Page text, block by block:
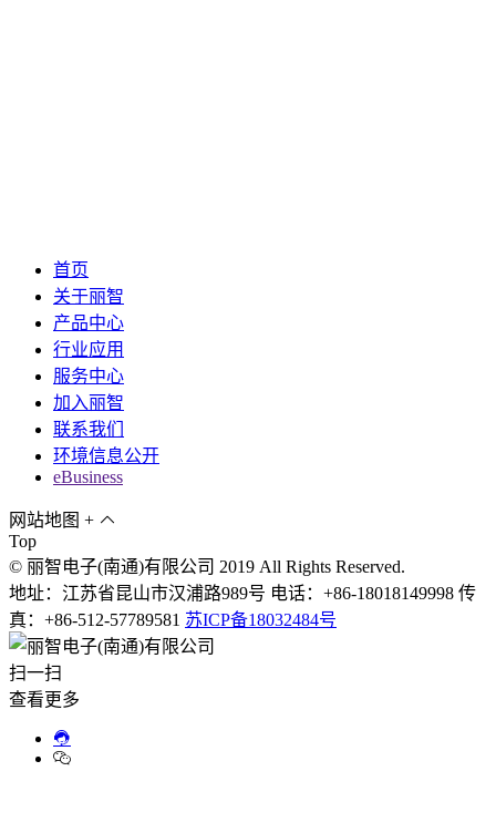
首页
关于丽智
产品中心
行业应用
服务中心
加入丽智
联系我们
环境信息公开
eBusiness
网站地图 +
Top
© 丽智电子(南通)有限公司 2019 All Rights Reserved.
地址：江苏省昆山市汉浦路989号 电话：+86-18018149998 传
真：+86-512-57789581 苏ICP备18032484号
扫一扫
查看更多